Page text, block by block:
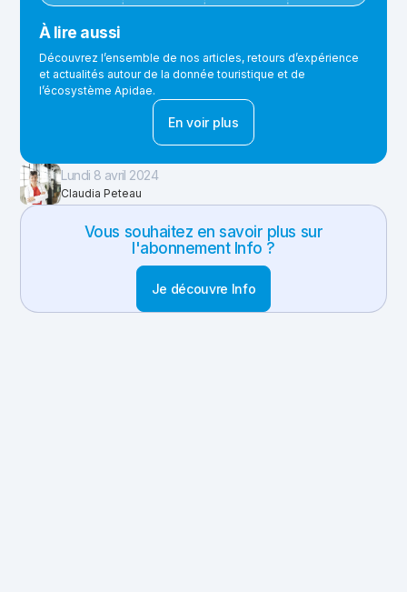
À lire aussi
Découvrez l’ensemble de nos articles, retours d’expérience
et actualités autour de la donnée touristique et de
l’écosystème Apidae.
En voir plus
Lundi 8 avril 2024
Claudia Peteau
Vous souhaitez en savoir plus sur
l'abonnement Info ?
Je découvre Info